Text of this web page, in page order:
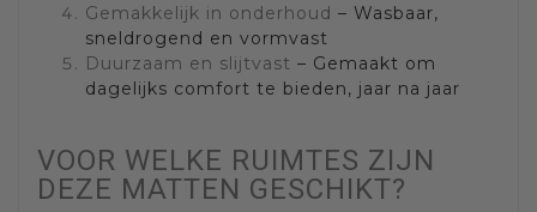
Gemakkelijk in onderhoud – Wasbaar,
sneldrogend en vormvast
Duurzaam en slijtvast – Gemaakt om
dagelijks comfort te bieden, jaar na jaar
VOOR WELKE RUIMTES ZIJN
DEZE MATTEN GESCHIKT?